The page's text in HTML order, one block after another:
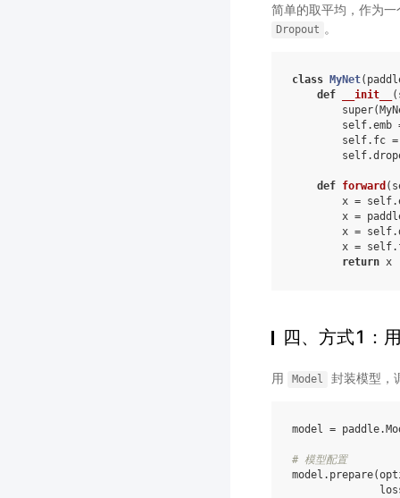
简单的取平均，作为
Dropout 。
class MyNet(
def
__init__ (
super(
self.emb
self. fc =
self.
def forward (
x = self.
x =
x = self.
x = self.
return x
四、方式1：
用 Model 封装模型，
model = paddle.
# 模型配置
model . prepare(